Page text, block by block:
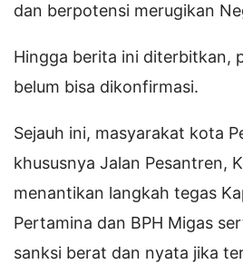
dan berpotensi merugikan
Hingga berita ini diterbitkan,
belum bisa dikonfirmasi.
Sejauh ini, masyarakat kota
khususnya Jalan Pesantren,
menantikan langkah tegas
Pertamina dan BPH Migas
sanksi berat dan nyata jika